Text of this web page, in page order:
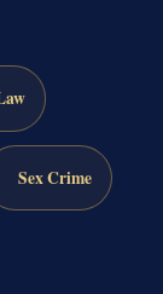
Sex Crime